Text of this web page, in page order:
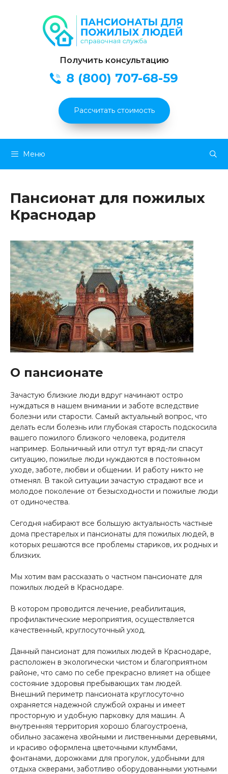
Получить консультацию
8 (800) 707-68-59
Рассчитать стоимость
Меню
Пансионат для пожилых
Краснодар
О пансионате
Зачастую близкие люди вдруг начинают остро
нуждаться в нашем внимании и заботе вследствие
болезни или старости. Самый актуальный вопрос, что
делать если болезнь или глубокая старость подскосила
вашего пожилого близкого человека, родителя
например. Больничный или отгул тут вряд-ли спасут
ситуацию, пожилые люди нуждаются в постоянном
уходе, заботе, любви и общении. И работу никто не
отменял. В такой ситуации зачастую страдают все и
молодое поколение от безысходности и пожилые люди
от одиночества.
Сегодня набирают все большую актуальность частные
дома престарелых и пансионаты для пожилых людей, в
которых решаются все проблемы стариков, их родных и
близких.
Мы хотим вам рассказать о частном пансионате для
пожилых людей в Краснодаре.
В котором проводится лечение, реабилитация,
профилактические мероприятия, осуществляется
качественный, круглосуточный уход.
Данный пансионат для пожилых людей в Краснодаре,
расположен в экологически чистом и благоприятном
районе, что само по себе прекрасно влияет на общее
состояние здоровья пребывающих там людей.
Внешний периметр пансионата круглосуточно
охраняется надежной службой охраны и имеет
просторную и удобную парковку для машин. А
внутренняя территория хорошо благоустроена,
обильно засажена хвойными и лиственными деревьями,
и красиво оформлена цветочными клумбами,
фонтанами, дорожками для прогулок, удобными для
отдыха скверами, заботливо оборудованными уютными